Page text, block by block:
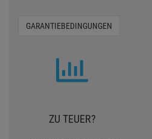
GARANTIEBEDINGUNGEN
ZU TEUER?